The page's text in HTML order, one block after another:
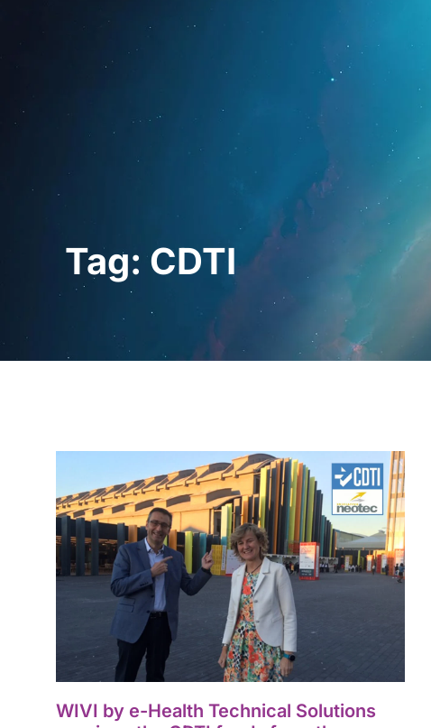
For
Tag: CDTI
WIVI by e-Health Technical Solutions